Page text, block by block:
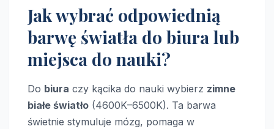
Jak wybrać odpowiednią
barwę światła do biura lub
miejsca do nauki?
Do biura czy kącika do nauki wybierz zimne
białe światło (4600K–6500K). Ta barwa
świetnie stymuluje mózg, pomaga w